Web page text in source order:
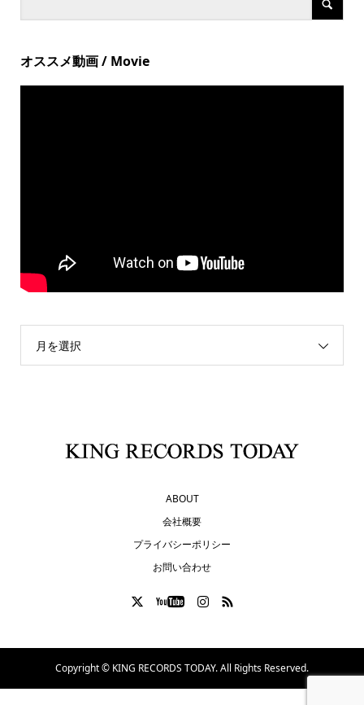
オススメ動画 / Movie
月を選択
ABOUT
会社概要
プライバシーポリシー
お問い合わせ
Copyright © KING RECORDS TODAY. All Rights Reserved.